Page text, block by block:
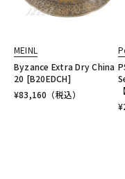
MEINL
Byzance Extra Dry China
20 [B20EDCH]
¥83,160 （税込）
¥